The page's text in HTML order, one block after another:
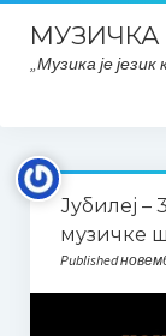
„Музика је језик
Почетна
Школски
Планска
итд..
Јубилеј
музичке
Published